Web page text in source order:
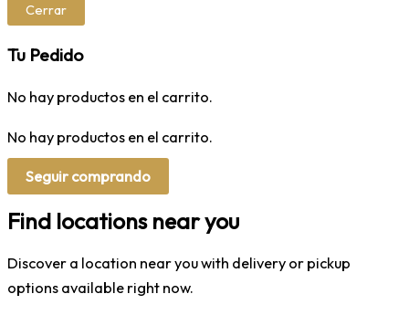
Cerrar
Tu Pedido
No hay productos en el carrito.
No hay productos en el carrito.
Seguir comprando
Find locations near you
Discover a location near you with delivery or pickup
options available right now.